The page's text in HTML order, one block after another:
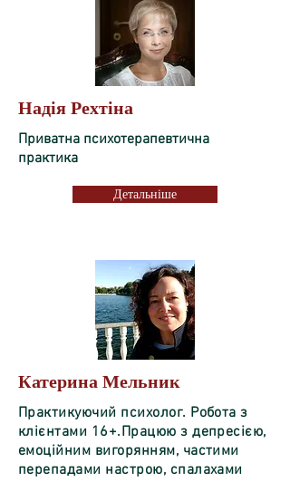
Надія Рехтіна
Приватна психотерапевтична
практика
Детальніше
Катерина Мельник
Практикуючий психолог. Робота з
клієнтами 16+.Працюю з депресією,
емоційним вигорянням, частими
перепадами настрою, спалахами